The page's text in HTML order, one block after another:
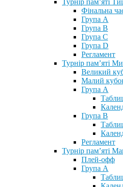
Турнір пам’яті
Фінальна
Група А
Група В
Група С
Група D
Регламент
Турнір пам’яті
Великий
Малий
Група А
Група В
Регламент
Турнір пам’яті
Плей-офф
Група А